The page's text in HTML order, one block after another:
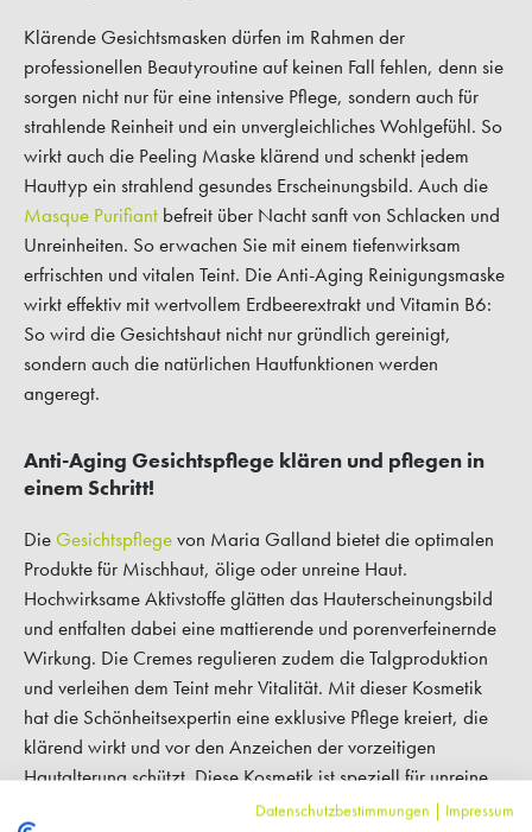
Klärende Gesichtsmasken dürfen im Rahmen der
professionellen Beautyroutine auf keinen Fall fehlen, denn sie
sorgen nicht nur für eine intensive Pflege, sondern auch für
strahlende Reinheit und ein unvergleichliches Wohlgefühl. So
wirkt auch die Peeling Maske klärend und schenkt jedem
Hauttyp ein strahlend gesundes Erscheinungsbild. Auch die
Masque Purifiant befreit über Nacht sanft von Schlacken und
Unreinheiten. So erwachen Sie mit einem tiefenwirksam
erfrischten und vitalen Teint. Die Anti-Aging Reinigungsmaske
wirkt effektiv mit wertvollem Erdbeerextrakt und Vitamin B6:
So wird die Gesichtshaut nicht nur gründlich gereinigt,
sondern auch die natürlichen Hautfunktionen werden
angeregt.
Anti-Aging Gesichtspflege klären und pflegen in
einem Schritt!
DieGesichtspflegevon Maria Galland bietet die optimalen
Produkte für Mischhaut, ölige oder unreine Haut.
Hochwirksame Aktivstoffe glätten das Hauterscheinungsbild
und entfalten dabei eine mattierende und porenverfeinernde
Wirkung. Die Cremes regulieren zudem die Talgproduktion
und verleihen dem Teint mehr Vitalität. Mit dieser Kosmetik
hat die Schönheitsexpertin eine exklusive Pflege kreiert, die
klärend wirkt und vor den Anzeichen der vorzeitigen
Hautalterung schützt. Diese Kosmetik ist speziell für unreine
und ölig Haut entwickelt worden. Kostbare Inhaltsstoffe und
Datenschutzbestimmungen | Impressum